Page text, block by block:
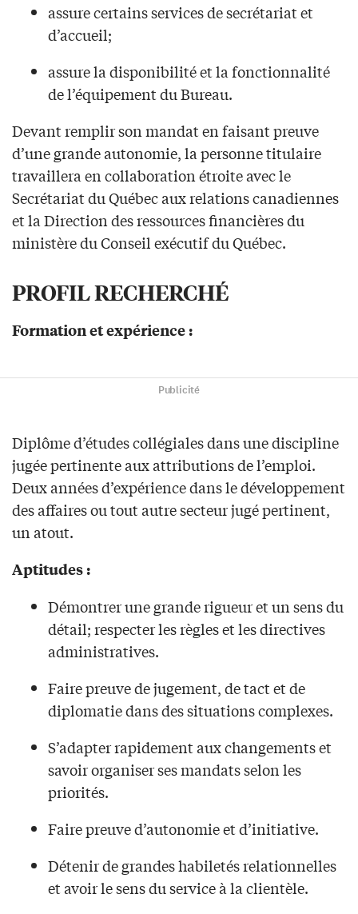
assure certains services de secrétariat et
d’accueil;
assure la disponibilité et la fonctionnalité
de l’équipement du Bureau.
Devant remplir son mandat en faisant preuve
d’une grande autonomie, la personne titulaire
travaillera en collaboration étroite avec le
Secrétariat du Québec aux relations canadiennes
et la Direction des ressources financières du
ministère du Conseil exécutif du Québec.
PROFIL RECHERCHÉ
Formation et expérience :
Publicité
Diplôme d’études collégiales dans une discipline
jugée pertinente aux attributions de l’emploi.
Deux années d’expérience dans le développement
des affaires ou tout autre secteur jugé pertinent,
un atout.
Aptitudes :
Démontrer une grande rigueur et un sens du
détail; respecter les règles et les directives
administratives.
Faire preuve de jugement, de tact et de
diplomatie dans des situations complexes.
S’adapter rapidement aux changements et
savoir organiser ses mandats selon les
priorités.
Faire preuve d’autonomie et d’initiative.
Détenir de grandes habiletés relationnelles
et avoir le sens du service à la clientèle.